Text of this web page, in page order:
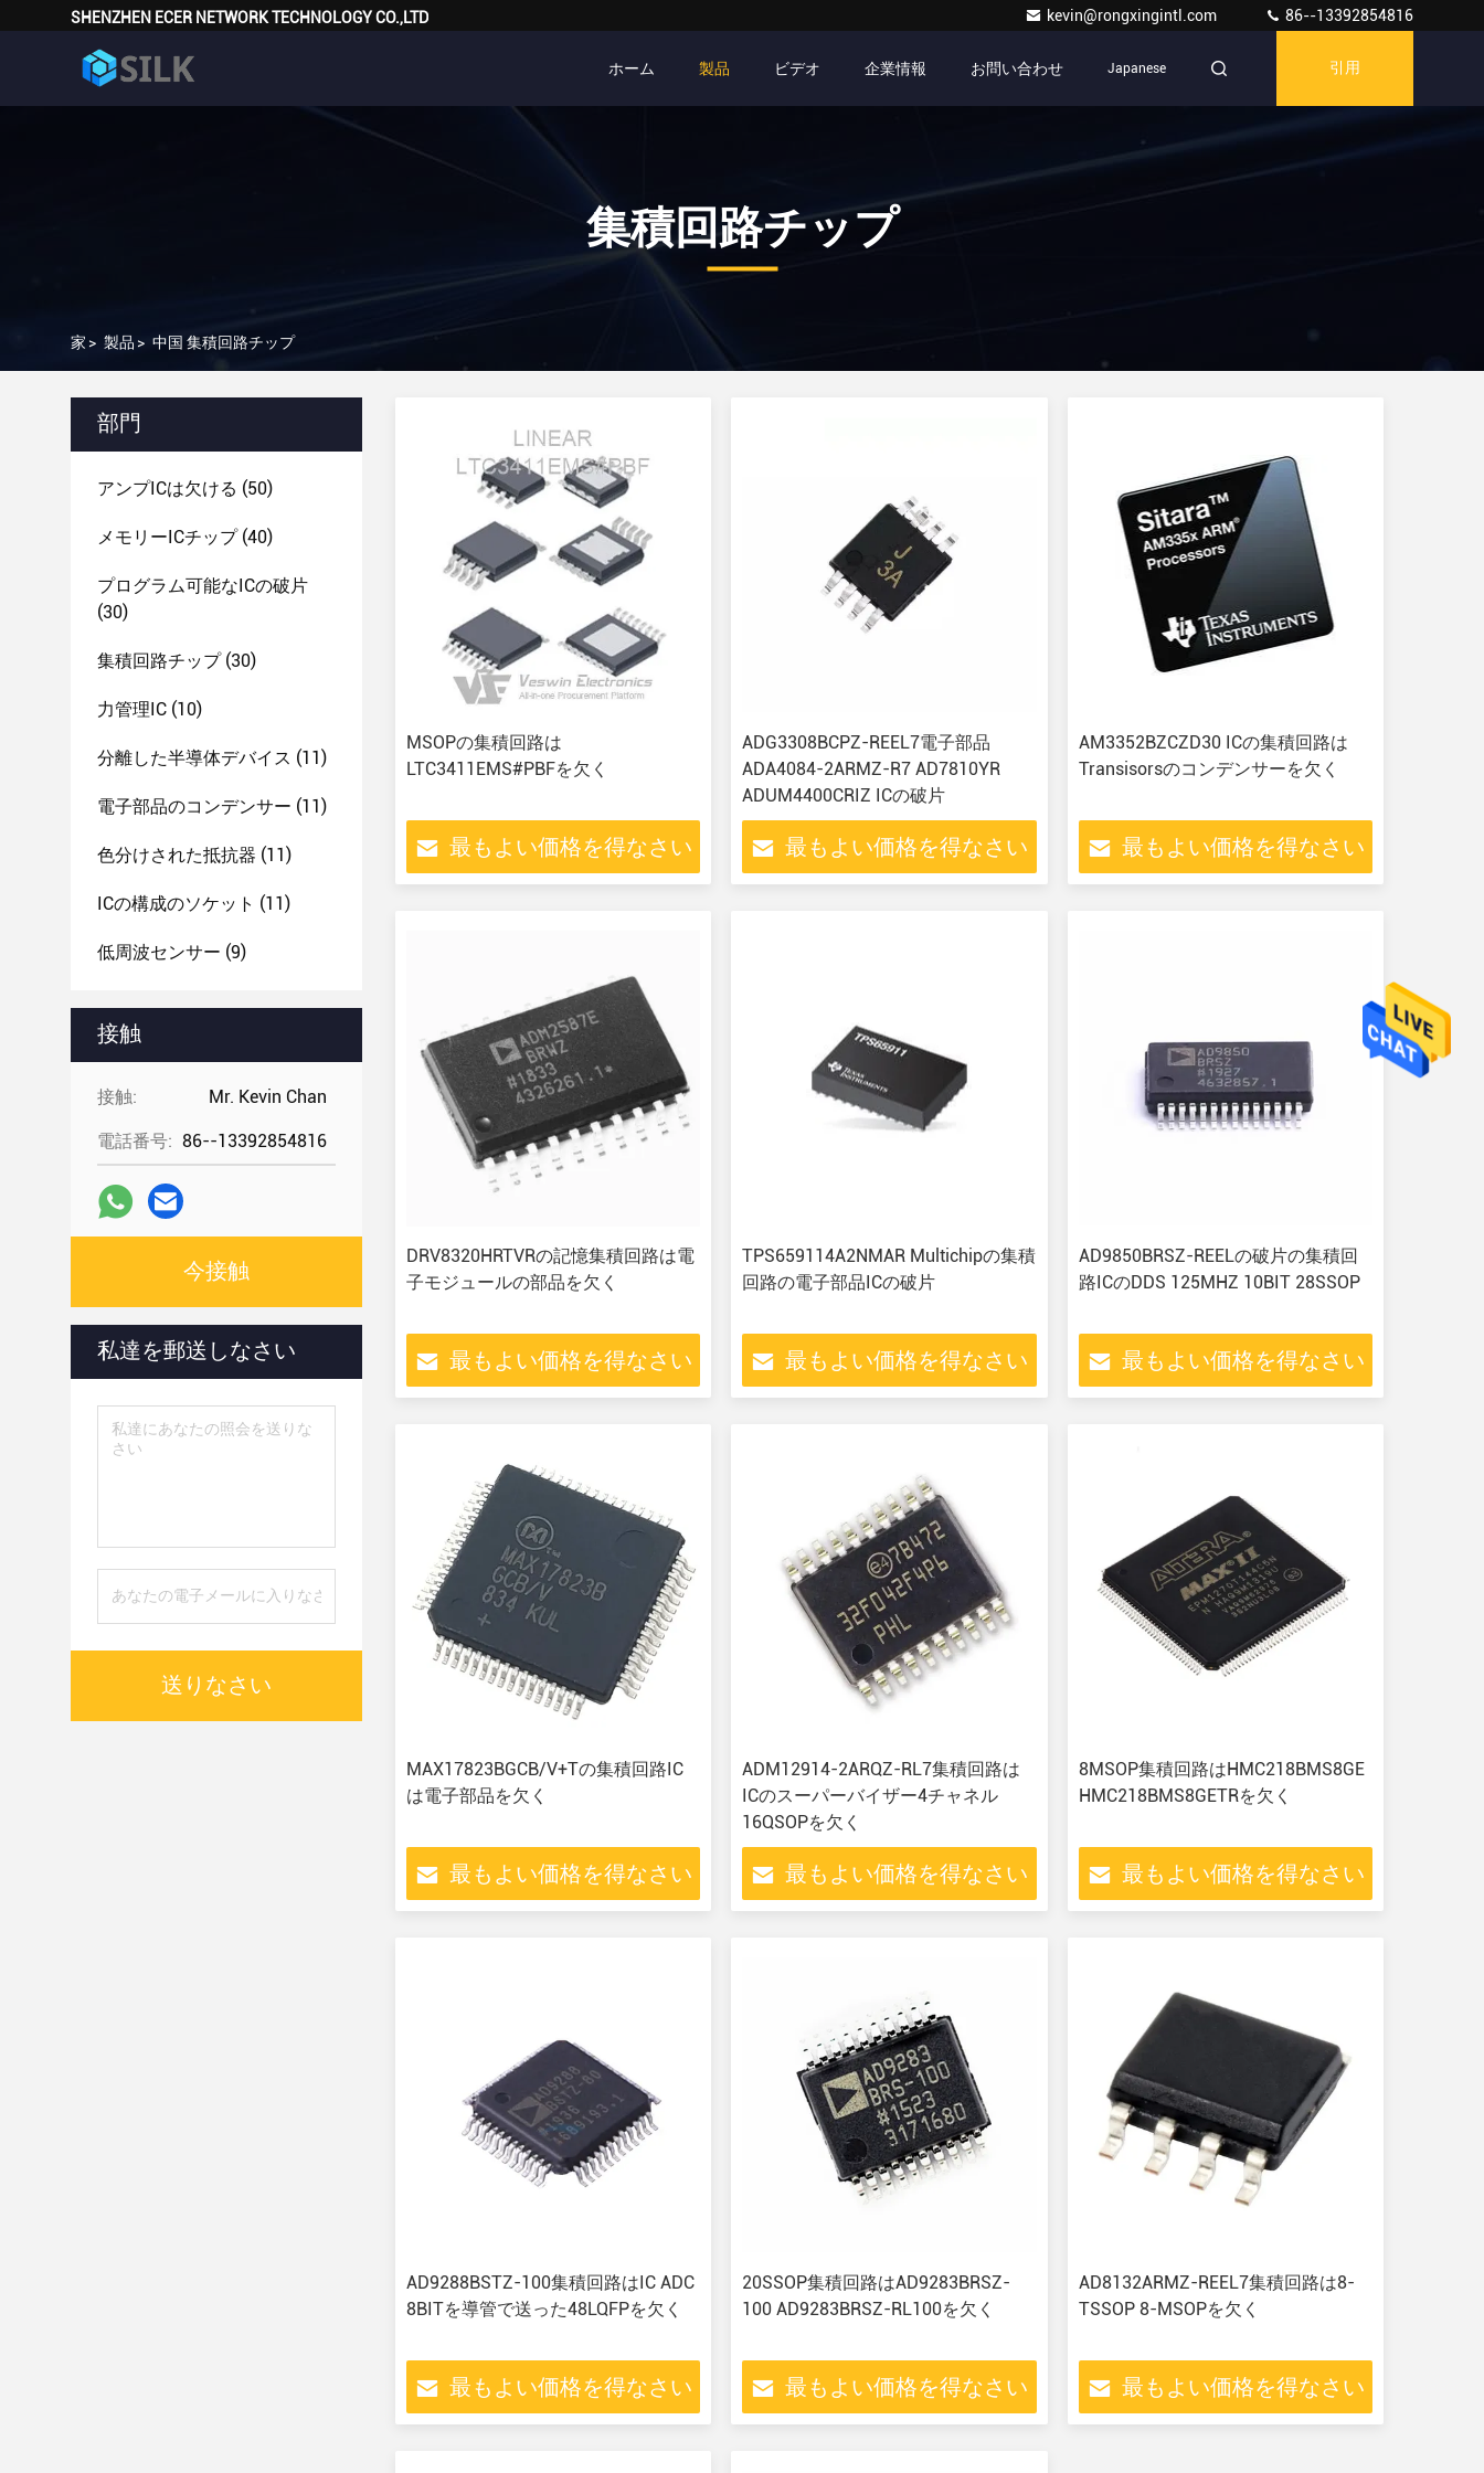
SHENZHEN ECER NETWORK TECHNOLOGY CO.,LTD kevin@rongxingintl.com 86--13392854816
ホーム 製品 ビデオ 企業情報 お問い合わせ Japanese 引用
集積回路チップ
家 > 製品 > 中国 集積回路チップ
部門
アンプICは欠ける (50)
メモリーICチップ(40)
プログラム可能なICの破片
(30)
集積回路チップ(30)
力管理IC (10)
分離した半導体デバイス (11)
電子部品のコンデンサー (11)
色分けされた抵抗器 (11)
ICの構成のソケット (11)
低周波センサー (9)
接触
接触: Mr. Kevin Chan
電話番号: 86--13392854816
今接触
私達を郵送しなさい
送りなさい
MSOPの集積回路は
LTC3411EMS#PBFを欠く
最もよい価格を得なさい
ADG3308BCPZ-REEL7電子部品
ADA4084-2ARMZ-R7 AD7810YR
ADUM4400CRIZ ICの破片
最もよい価格を得なさい
AM3352BZCZD30 ICの集積回路は
Transisorsのコンデンサーを欠く
最もよい価格を得なさい
DRV8320HRTVRの記憶集積回路は電
子モジュールの部品を欠く
最もよい価格を得なさい
TPS659114A2NMAR Multichipの集積
回路の電子部品ICの破片
最もよい価格を得なさい
AD9850BRSZ-REELの破片の集積回
路ICのDDS 125MHZ 10BIT 28SSOP
最もよい価格を得なさい
MAX17823BGCB/V+Tの集積回路IC
は電子部品を欠く
最もよい価格を得なさい
ADM12914-2ARQZ-RL7集積回路は
ICのスーパーバイザー4チャネル
16QSOPを欠く
最もよい価格を得なさい
8MSOP集積回路はHMC218BMS8GE
HMC218BMS8GETRを欠く
最もよい価格を得なさい
AD9288BSTZ-100集積回路はIC ADC
8BITを導管で送った48LQFPを欠く
最もよい価格を得なさい
20SSOP集積回路はAD9283BRSZ-
100 AD9283BRSZ-RL100を欠く
最もよい価格を得なさい
AD8132ARMZ-REEL7集積回路は8-
TSSOP 8-MSOPを欠く
最もよい価格を得なさい